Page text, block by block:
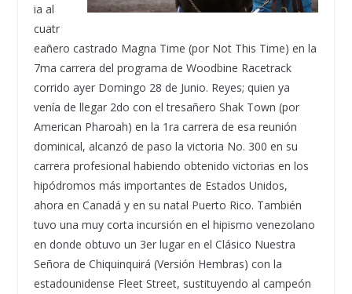
ia al
cuatr
eañero castrado Magna Time (por Not This Time) en la
7ma carrera del programa de Woodbine Racetrack
corrido ayer Domingo 28 de Junio. Reyes; quien ya
venía de llegar 2do con el tresañero Shak Town (por
American Pharoah) en la 1ra carrera de esa reunión
dominical, alcanzó de paso la victoria No. 300 en su
carrera profesional habiendo obtenido victorias en los
hipódromos más importantes de Estados Unidos,
ahora en Canadá y en su natal Puerto Rico. También
tuvo una muy corta incursión en el hipismo venezolano
en donde obtuvo un 3er lugar en el Clásico Nuestra
Señora de Chiquinquirá (Versión Hembras) con la
estadounidense Fleet Street, sustituyendo al campeón